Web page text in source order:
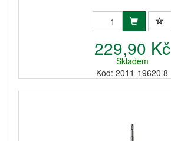
229,90 Kč
Skladem
Kód: 2011-19620 8